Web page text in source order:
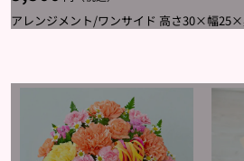
アレンジメント/ワンサイド 高さ30×幅